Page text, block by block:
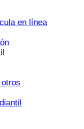
en línea